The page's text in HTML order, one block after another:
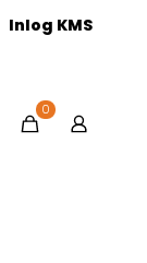
Inlog KMS
0